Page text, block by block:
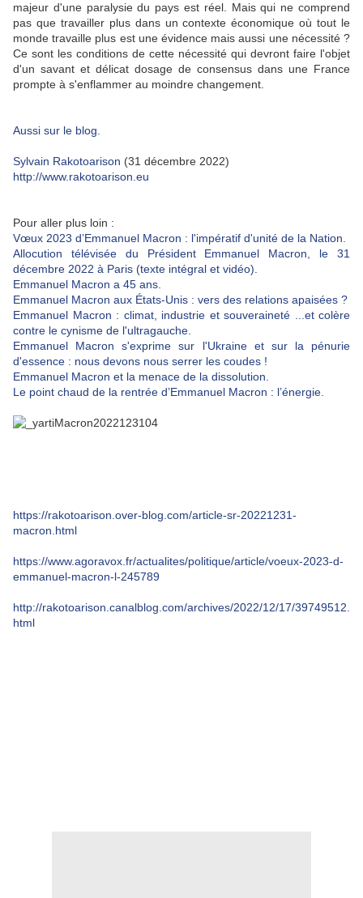
majeur d'une paralysie du pays est réel. Mais qui ne comprend
pas que travailler plus dans un contexte économique où tout le
monde travaille plus est une évidence mais aussi une nécessité ?
Ce sont les conditions de cette nécessité qui devront faire l'objet
d'un savant et délicat dosage de consensus dans une France
prompte à s'enflammer au moindre changement.
Aussi sur le blog.
Sylvain Rakotoarison (31 décembre 2022)
http://www.rakotoarison.eu
Pour aller plus loin :
Vœux 2023 d’Emmanuel Macron : l'impératif d'unité de la Nation.
Allocution télévisée du Président Emmanuel Macron, le 31
décembre 2022 à Paris (texte intégral et vidéo).
Emmanuel Macron a 45 ans.
Emmanuel Macron aux États-Unis : vers des relations apaisées ?
Emmanuel Macron : climat, industrie et souveraineté ...et colère
contre le cynisme de l'ultragauche.
Emmanuel Macron s'exprime sur l'Ukraine et sur la pénurie
d'essence : nous devons nous serrer les coudes !
Emmanuel Macron et la menace de la dissolution.
Le point chaud de la rentrée d’Emmanuel Macron : l’énergie.
https://rakotoarison.over-blog.com/article-sr-20221231-
macron.html
https://www.agoravox.fr/actualites/politique/article/voeux-2023-d-
emmanuel-macron-l-245789
http://rakotoarison.canalblog.com/archives/2022/12/17/39749512.
html